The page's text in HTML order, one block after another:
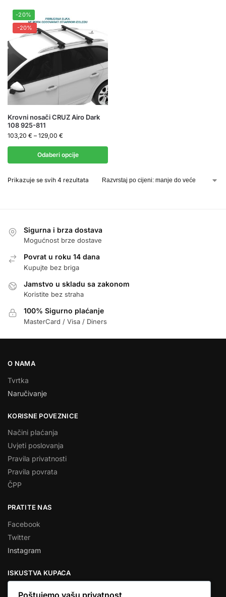
-20%
-20%
Krovni nosači CRUZ Airo Dark
108 925-811
103,20 € – 129,00 €
Odaberi opcije
Prikazuje se svih 4 rezultata
Sigurna i brza dostava
Mogućnost brze dostave
Povrat u roku 14 dana
Kupujte bez briga
Jamstvo u skladu sa zakonom
Koristite bez straha
100% Sigurno plaćanje
MasterCard / Visa / Diners
O NAMA
Tvrtka
Naručivanje
KORISNE POVEZNICE
Načini plaćanja
Uvjeti poslovanja
Pravila privatnosti
Pravila povrata
ČPP
PRATITE NAS
Facebook
Twitter
Instagram
ISKUSTVA KUPACA